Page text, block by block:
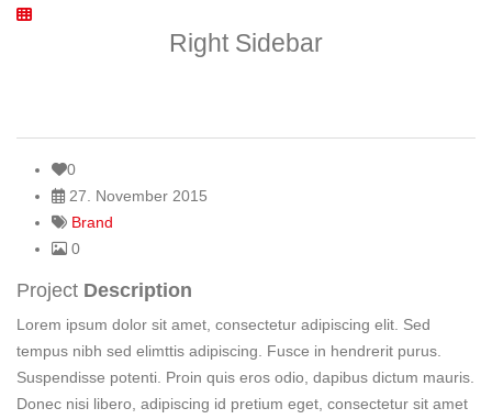
Right Sidebar
0
27. November 2015
Brand
0
Project Description
Lorem ipsum dolor sit amet, consectetur adipiscing elit. Sed
tempus nibh sed elimttis adipiscing. Fusce in hendrerit purus.
Suspendisse potenti. Proin quis eros odio, dapibus dictum mauris.
Donec nisi libero, adipiscing id pretium eget, consectetur sit amet